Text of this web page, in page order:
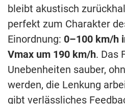
bleibt akustisch
perfekt zum Charakter
Einordnung: 0–100 km/h
Vmax um 190 km/h. Das
Unebenheiten sauber,
werden, die Lenkung
gibt verlässliches